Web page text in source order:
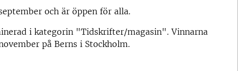
och är öppen för alla.
i kategorin "Tidskrifter/magasin". Vinnarna
på Berns i Stockholm.